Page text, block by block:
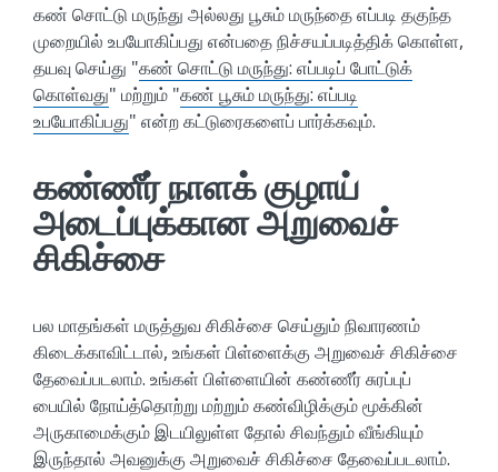
கண் சொட்டு மருந்து அல்லது பூசும் மருந்தை எப்படி தகுந்த
முறையில் உபயோகிப்பது என்பதை நிச்சயப்படித்திக் கொள்ள,
தயவு செய்து "கண் சொட்டு மருந்து: எப்படிப் போட்டுக்
கொள்வது" மற்றும் "கண் பூசும் மருந்து: எப்படி
உபயோகிப்பது" என்ற கட்டுரைகளைப் பார்க்கவும்.
கண்ணீர் நாளக் குழாய்
அடைப்புக்கான அறுவைச்
சிகிச்சை
பல மாதங்கள் மருத்துவ சிகிச்சை செய்தும் நிவாரணம்
கிடைக்காவிட்டால், உங்கள் பிள்ளைக்கு அறுவைச் சிகிச்சை
தேவைப்படலாம். உங்கள் பிள்ளையின் கண்ணீர் சுரப்புப்
பையில் நோய்த்தொற்று மற்றும் கண்விழிக்கும் மூக்கின்
அருகாமைக்கும் இடயிலுள்ள தோல் சிவந்தும் வீங்கியும்
இருந்தால் அவனுக்கு அறுவைச் சிகிச்சை தேவைப்படலாம்.